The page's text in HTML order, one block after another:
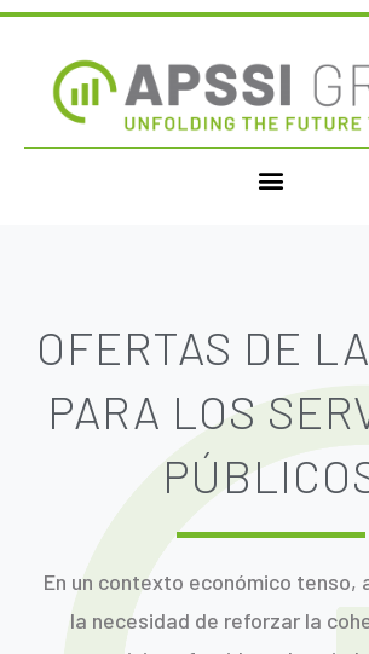
OFERTAS DE
PARA LOS
En un contexto económico tenso,
la necesidad de reforzar la